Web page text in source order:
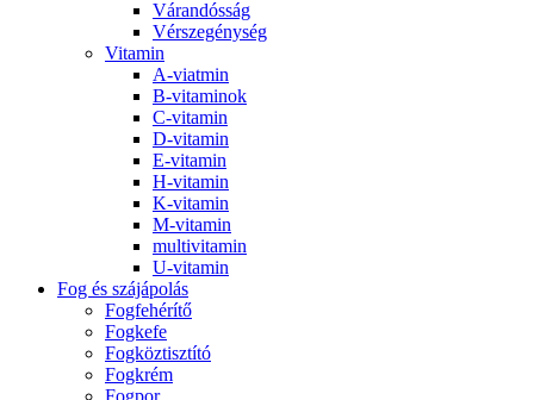
Várandósság
Vérszegénység
Vitamin
A-viatmin
B-vitaminok
C-vitamin
D-vitamin
E-vitamin
H-vitamin
K-vitamin
M-vitamin
multivitamin
U-vitamin
Fog és szájápolás
Fogfehérítő
Fogkefe
Fogköztisztító
Fogkrém
Fogpor